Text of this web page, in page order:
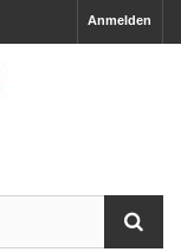
Anmelden